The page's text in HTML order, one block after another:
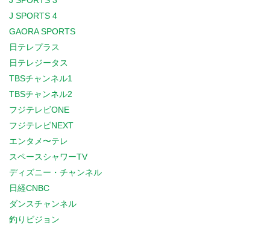
J SPORTS 4
GAORA SPORTS
日テレプラス
日テレジータス
TBSチャンネル1
TBSチャンネル2
フジテレビONE
フジテレビNEXT
エンタメ〜テレ
スペースシャワーTV
ディズニー・チャンネル
日経CNBC
ダンスチャンネル
釣りビジョン